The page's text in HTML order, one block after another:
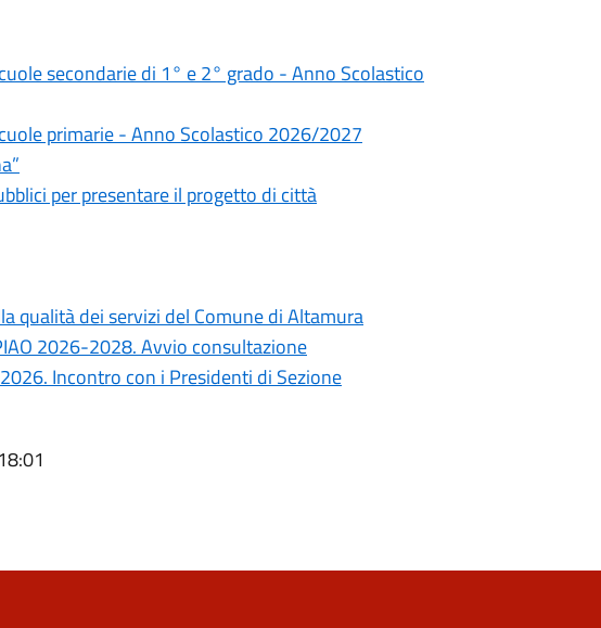
secondarie di 1° e 2° grado - Anno Scolastico
primarie - Anno Scolastico 2026/2027
per presentare il progetto di città
qualità dei servizi del Comune di Altamura
2026-2028. Avvio consultazione
Incontro con i Presidenti di Sezione